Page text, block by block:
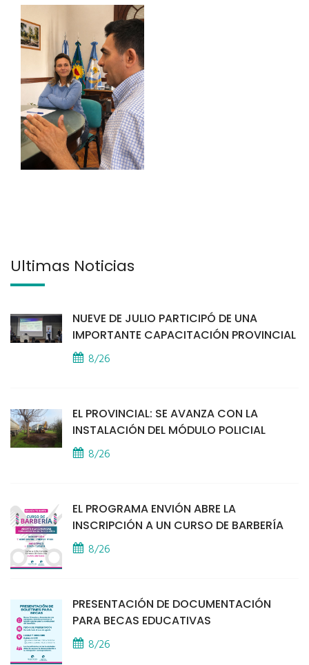
Últimas Noticias
NUEVE DE JULIO PARTICIPÓ DE UNA
IMPORTANTE CAPACITACIÓN PROVINCIAL
8/26
EL PROVINCIAL: SE AVANZA CON LA
INSTALACIÓN DEL MÓDULO POLICIAL
8/26
EL PROGRAMA ENVIÓN ABRE LA
INSCRIPCIÓN A UN CURSO DE BARBERÍA
8/26
PRESENTACIÓN DE DOCUMENTACIÓN
PARA BECAS EDUCATIVAS
8/26